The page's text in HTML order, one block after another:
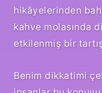
hikâyelerinden
kahve molasında
etkilenmiş bir
Benim dikkatimi